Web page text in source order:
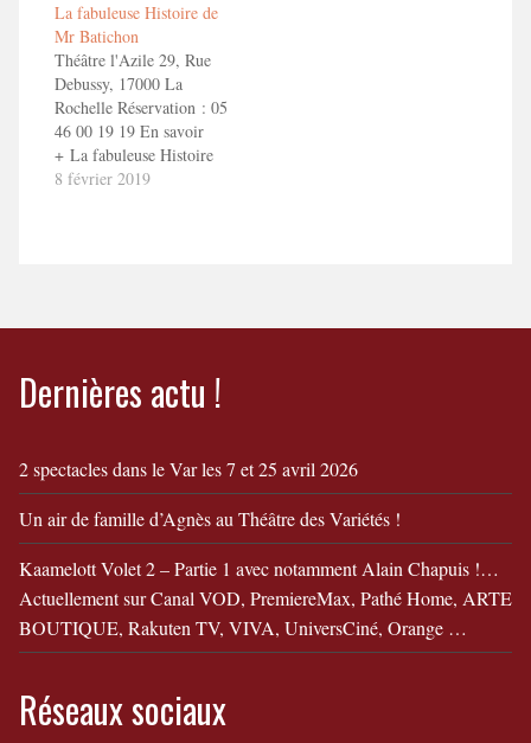
Histoire de Mr Batichon
Bande Annonce "La
fabuleuse Histoire de Mr
Batichon"
La fabuleuse Histoire de
Mr Batichon
Théâtre l'Azile 29, Rue
Debussy, 17000 La
Rochelle Réservation : 05
46 00 19 19 En savoir
+ La fabuleuse Histoire
de Mr Batichon Bande
8 février 2019
Dernières actu !
2 spectacles dans le Var les 7 et 25 avril 2026
Un air de famille d’Agnès au Théâtre des Variétés !
Kaamelott Volet 2 – Partie 1 avec notamment Alain Chapuis !…
Actuellement sur Canal VOD, PremiereMax, Pathé Home, ARTE
BOUTIQUE, Rakuten TV, VIVA, UniversCiné, Orange …
Réseaux sociaux